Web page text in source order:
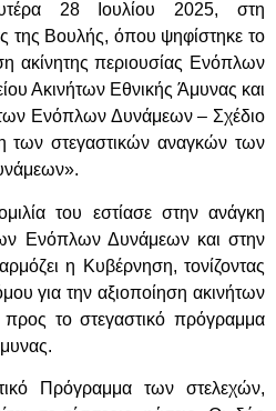
28 Ιουλίου 2025, στη
της Βουλής, όπου ψηφίστηκε το
ακίνητης περιουσίας Ενόπλων
Ακινήτων Εθνικής Άμυνας και
Ενόπλων Δυνάμεων – Σχέδιο
των στεγαστικών αναγκών των
του εστίασε στην ανάγκη
Ενόπλων Δυνάμεων και στην
η Κυβέρνηση, τονίζοντας
για την αξιοποίηση ακινήτων
το στεγαστικό πρόγραμμα
Πρόγραμμα των στελεχών,